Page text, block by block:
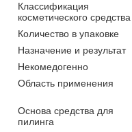
Классификация
косметического средства
Количество в упаковке
Назначение и результат
Некомедогенно
Область применения
Основа средства для
пилинга